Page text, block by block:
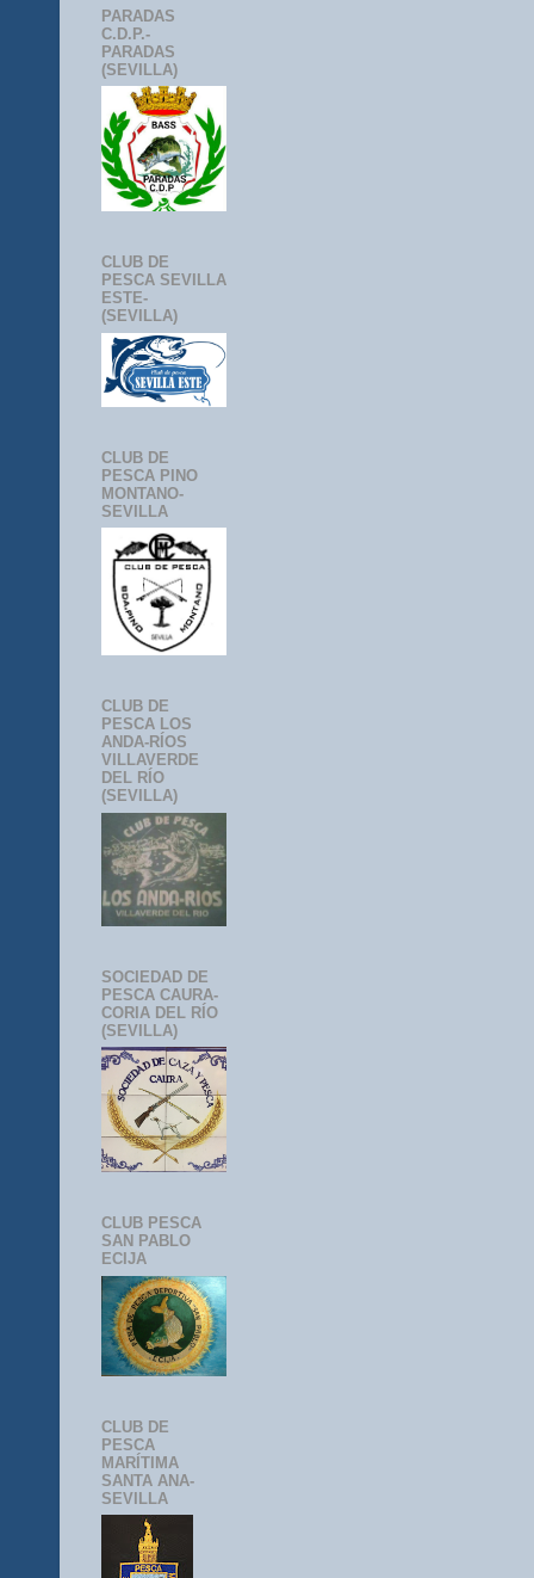
PARADAS
C.D.P.-
PARADAS
(SEVILLA)
CLUB DE
PESCA SEVILLA
ESTE-
(SEVILLA)
CLUB DE
PESCA PINO
MONTANO-
SEVILLA
CLUB DE
PESCA LOS
ANDA-RÍOS
VILLAVERDE
DEL RÍO
(SEVILLA)
SOCIEDAD DE
PESCA CAURA-
CORIA DEL RÍO
(SEVILLA)
CLUB PESCA
SAN PABLO
ECIJA
CLUB DE
PESCA
MARÍTIMA
SANTA ANA-
SEVILLA